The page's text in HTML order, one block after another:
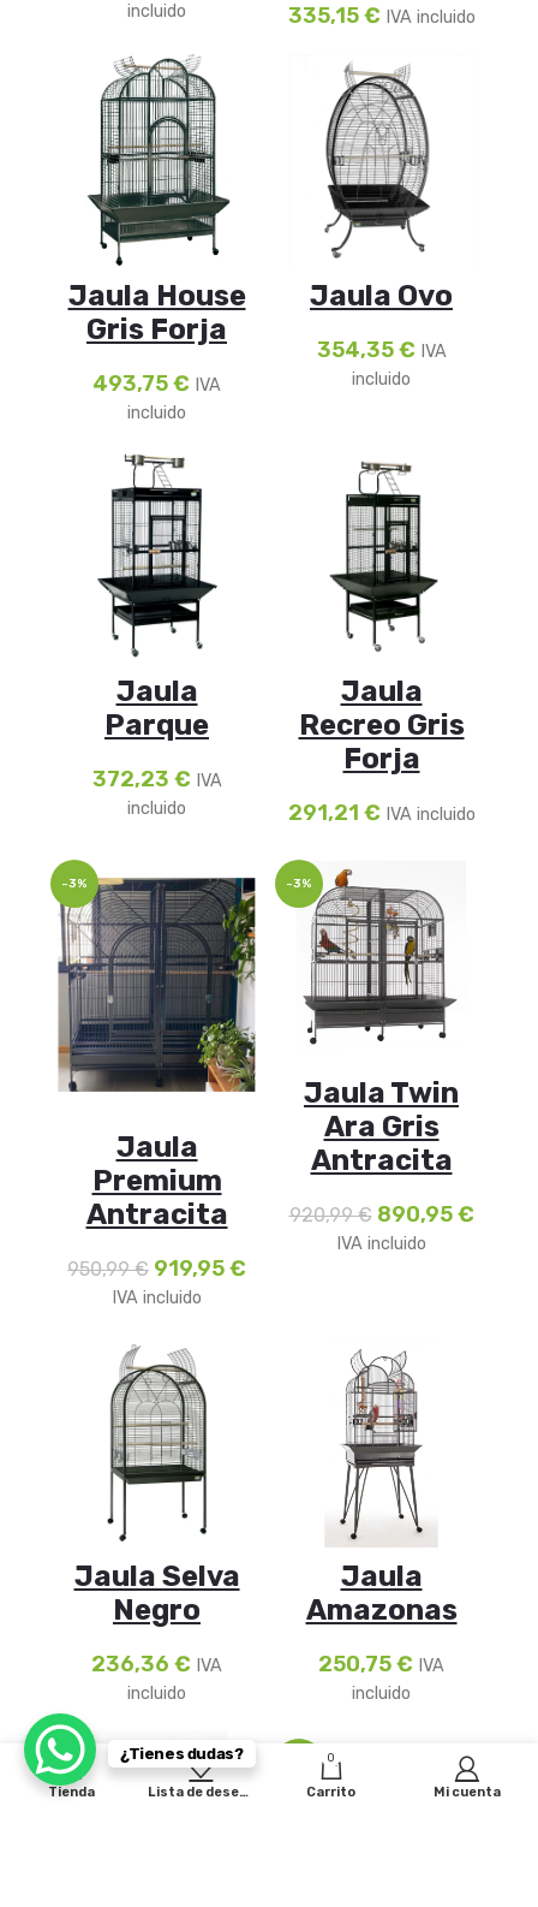
incluido
335,15€ IVA incluido
Jaula House
Gris Forja
493,75€ IVA
incluido
Jaula Ovo
354,35€ IVA
incluido
Jaula
Parque
372,23 € IVA
incluido
Jaula
Recreo Gris
Forja
291,21 € IVA incluido
-3%
Jaula
Premium
Antracita
950,99€ 919,95€
IVA incluido
-3%
Jaula Twin
Ara Gris
Antracita
920,99€ 890,95€
IVA incluido
Jaula Selva
Negro
236,36 € IVA
incluido
Jaula
Amazonas
250,75€ IVA
incluido
¿Tienes dudas?
Tienda Lista de deseos
0
Carrito Mi cuenta